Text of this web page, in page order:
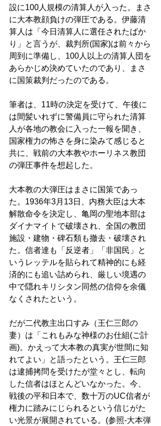
設に100人規模の清算人が入った。まさ
に大本教顔負けの弾圧である。伊藤清
算人は「今日清算人に選任されたばか
り」と言うが、裁判所(国家)は前々から
周到に準備し、100人以上の清算人団を
あらかじめ決めていたのであり、まさ
に国策裁判だったのである。
筆者は、11時の決定を受けて、午後に
は間髪いれずに警備員に守られた清算
人が各地の教会に入った一報を聞き、
国家権力の怖さを身に染みて感じると
共に、戦前の大本教やホーリネス教団
の弾圧事件を想起した。
大本教の大弾圧はまさに国策であっ
た。1936年3月13日、内務大臣は大本
解散命令を決定し、亀岡の聖地本部は
ダイナマイトで破壊され、全国の教団
施設・建物・碑石類も撤去・破壊され
た。信者達も「反逆者」「非国民」と
いうレッテルを貼られて精神的にも経
済的にも追い詰められ、厳しい境遇の
中で隠れキリシタン同然の信仰を余儀
なくされたという。
だが二代教主出口すみ（王仁三郎の
妻）は「これもみな神様のお仕組(ご計
画)。かえって大本教の真実が世間に知
れてよい」と語ったという。王仁三郎
は逮捕拷問を受けたが堂々とし、転向
した信者はほとんどいなかった。今、
戦後の平和日本で、数十万のUC信者が
権力に踏みにじられるという信じがた
い光景が展開されている。(参照-大本弾